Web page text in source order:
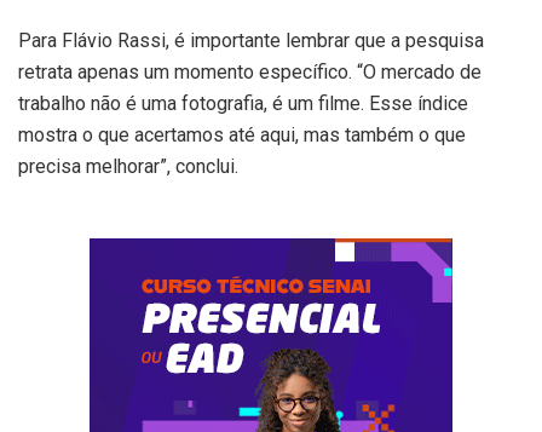
Para Flávio Rassi, é importante lembrar que a pesquisa
retrata apenas um momento específico. “O mercado de
trabalho não é uma fotografia, é um filme. Esse índice
mostra o que acertamos até aqui, mas também o que
precisa melhorar”, conclui.